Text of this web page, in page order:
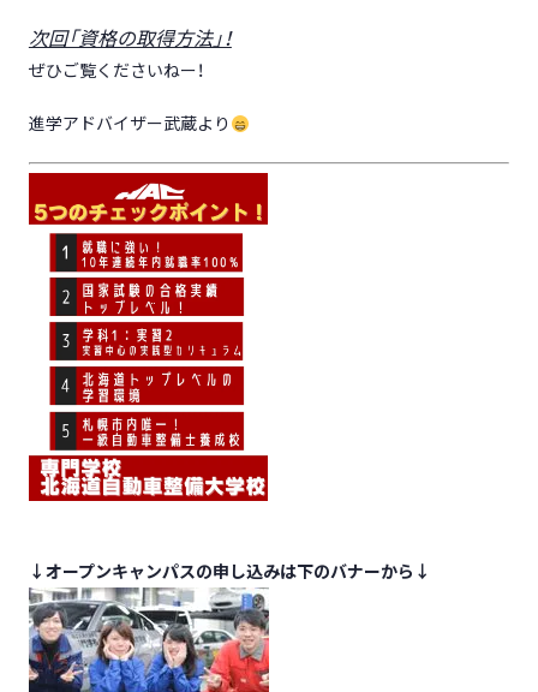
次回「資格の取得方法」！
ぜひご覧くださいねー！
進学アドバイザー武蔵より
↓オープンキャンパスの申し込みは下のバナーから↓